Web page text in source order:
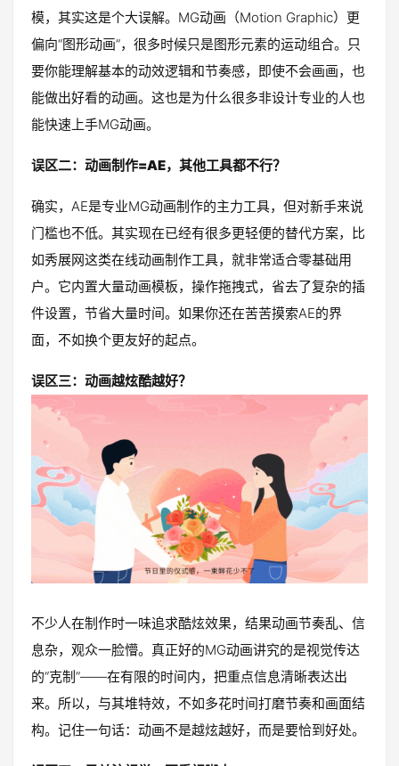
模，其实这是个大误解。MG动画（Motion Graphic）更
偏向“图形动画”，很多时候只是图形元素的运动组合。只
要你能理解基本的动效逻辑和节奏感，即使不会画画，也
能做出好看的动画。这也是为什么很多非设计专业的人也
能快速上手MG动画。
误区二：动画制作=AE，其他工具都不行？
确实，AE是专业MG动画制作的主力工具，但对新手来说
门槛也不低。其实现在已经有很多更轻便的替代方案，比
如秀展网这类在线动画制作工具，就非常适合零基础用
户。它内置大量动画模板，操作拖拽式，省去了复杂的插
件设置，节省大量时间。如果你还在苦苦摸索AE的界
面，不如换个更友好的起点。
误区三：动画越炫酷越好？
不少人在制作时一味追求酷炫效果，结果动画节奏乱、信
息杂，观众一脸懵。真正好的MG动画讲究的是视觉传达
的“克制”——在有限的时间内，把重点信息清晰表达出
来。所以，与其堆特效，不如多花时间打磨节奏和画面结
构。记住一句话：动画不是越炫越好，而是要恰到好处。